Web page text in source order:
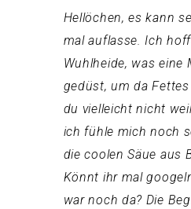
Hellöchen, es kann
mal auflasse. Ich
Wuhlheide, was
gedüst, um da
du vielleicht nicht
ich fühle mich noch
die coolen Säue aus
Könnt ihr mal
war noch da? Die